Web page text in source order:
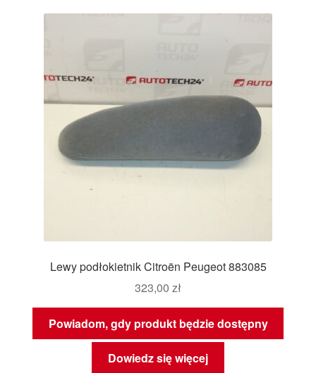
Lewy podłokietnik Citroën Peugeot 883085
323,00 zł
Powiadom, gdy produkt będzie dostępny
Dowiedz się więcej